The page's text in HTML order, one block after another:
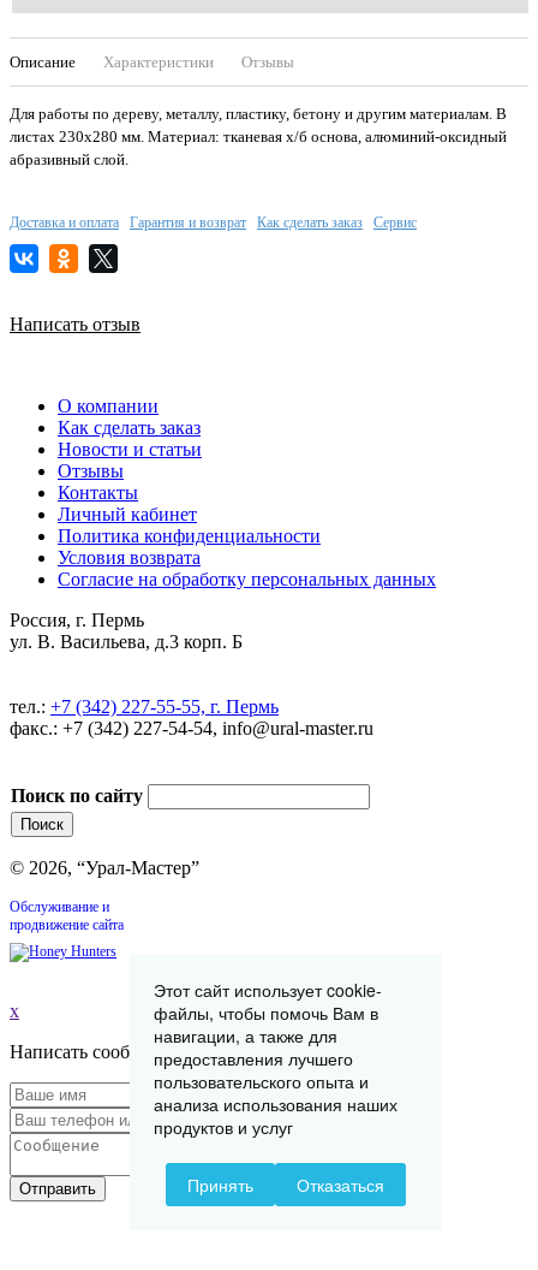
Описание Характеристики Отзывы
Для работы по дереву, металлу, пластику, бетону и другим материалам. В
листах 230х280 мм. Материал: тканевая х/б основа, алюминий-оксидный
абразивный слой.
Доставка и оплата Гарантия и возврат Как сделать заказ Сервис
Написать отзыв
О компании
Как сделать заказ
Новости и статьи
Отзывы
Контакты
Личный кабинет
Политика конфиденциальности
Условия возврата
Согласие на обработку персональных данных
Россия, г. Пермь
ул. В. Васильева, д.3 корп. Б
тел.: +7 (342) 227-55-55, г. Пермь
факс.: +7 (342) 227-54-54, info@ural-master.ru
Поиск по сайту
© 2026, “Урал-Мастер”
Обслуживание и
продвижение сайта
x
Написать сообщение
Отправить
Этот сайт использует cookie-
файлы, чтобы помочь Вам в
навигации, а также для
предоставления лучшего
пользовательского опыта и
анализа использования наших
продуктов и услуг
Принять Отказаться